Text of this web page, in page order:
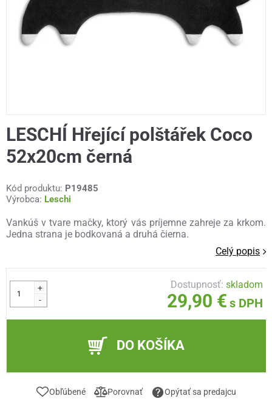
LESCHÍ Hřející polštářek Coco
52x20cm černá
Kód produktu: P19485
Výrobca: Leschi
Vankúš v tvare mačky, ktorý vás príjemne zahreje za krkom.
Jedna strana je bodkovaná a druhá čierna.
Celý popis
+
-
Dostupnosť:skladom
29,90 € s DPH
DO KOŠÍKA
Obľúbené Porovnať Opýtať sa predajcu